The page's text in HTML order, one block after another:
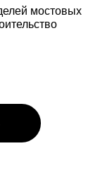
мостовых